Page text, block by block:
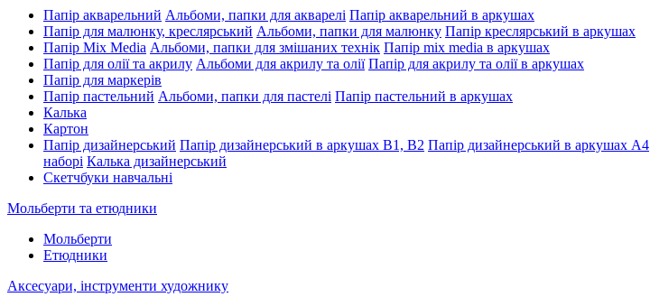
Папір акварельний Альбоми, папки для акварелі Папір акварельний в аркушах
Папір для малюнку, креслярський Альбоми, папки для малюнку Папір креслярський в аркушах
Папір Mix Media Альбоми, папки для змішаних технік Папір mix media в аркушах
Папір для олії та акрилу Альбоми для акрилу та олії Папір для акрилу та олії в аркушах
Папір для маркерів
Папір пастельний Альбоми, папки для пастелі Папір пастельний в аркушах
Калька
Картон
Папір дизайнерський Папір дизайнерський в аркушах В1, В2 Папір дизайнерський в аркушах А4
наборі Калька дизайнерський
Скетчбуки навчальні
Мольберти та етюдники
Мольберти
Етюдники
Аксесуари, інструменти художнику